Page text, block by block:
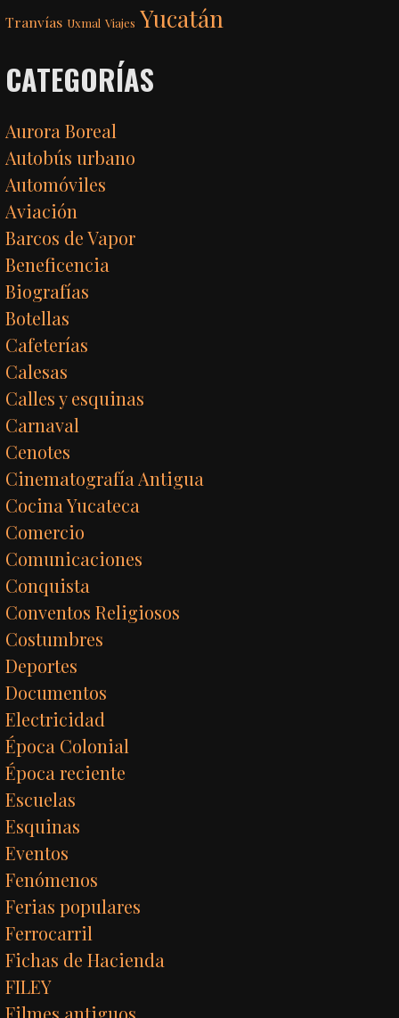
Tranvías Uxmal Viajes Yucatán
CATEGORÍAS
Aurora Boreal
Autobús urbano
Automóviles
Aviación
Barcos de Vapor
Beneficencia
Biografías
Botellas
Cafeterías
Calesas
Calles y esquinas
Carnaval
Cenotes
Cinematografía Antigua
Cocina Yucateca
Comercio
Comunicaciones
Conquista
Conventos Religiosos
Costumbres
Deportes
Documentos
Electricidad
Época Colonial
Época reciente
Escuelas
Esquinas
Eventos
Fenómenos
Ferias populares
Ferrocarril
Fichas de Hacienda
FILEY
Filmes antiguos